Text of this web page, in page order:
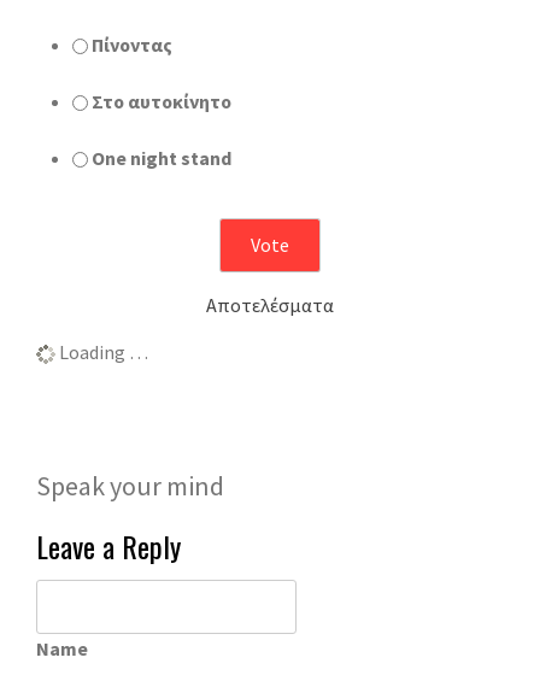
Πίνοντας
Στο αυτοκίνητο
One night stand
Αποτελέσματα
Loading …
Speak your mind
Leave a Reply
Name